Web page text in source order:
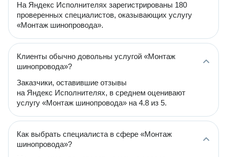
На Яндекс Исполнителях зарегистрированы 180
проверенных специалистов, оказывающих услугу
«Монтаж шинопровода».
Клиенты обычно довольны услугой «Монтаж
шинопровода»?
Заказчики, оставившие отзывы
на Яндекс Исполнителях, в среднем оценивают
услугу «Монтаж шинопровода» на 4.8 из 5.
Как выбрать специалиста в сфере «Монтаж
шинопровода»?